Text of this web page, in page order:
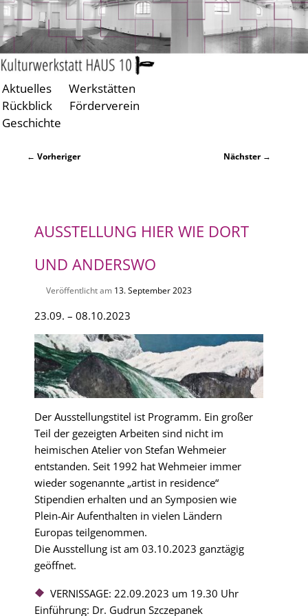
Zum
primären
Inhalt
Zum
sekundären
Inhalt
Aktuelles
Werkstätten
Rückblick
Förderverein
Geschichte
Beitragsnavigation
← Vorheriger Nächster →
AUSSTELLUNG HIER WIE DORT
UND ANDERSWO
Veröffentlicht am 13. September 2023
23.09. – 08.10.2023
Der Ausstellungstitel ist Programm. Ein großer
Teil der gezeigten Arbeiten sind nicht im
heimischen Atelier von Stefan Wehmeier
entstanden. Seit 1992 hat Wehmeier immer
wieder sogenannte „artist in residence“
Stipendien erhalten und an Symposien wie
Plein-Air Aufenthalten in vielen Ländern
Europas teilgenommen.
Die Ausstellung ist am 03.10.2023 ganztägig
geöffnet.
VERNISSAGE: 22.09.2023 um 19.30 Uhr
Einführung: Dr. Gudrun Szczepanek